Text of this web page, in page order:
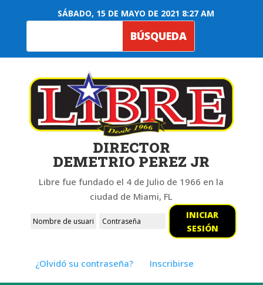
SÁBADO, 15 DE MAYO DE 2021 8:27 AM
DIRECTOR
DEMETRIO PEREZ JR
Libre fue fundado el 4 de Julio de 1966 en la
ciudad de Miami, FL
INICIAR
SESIÓN
¿Olvidó su contraseña? Inscribirse